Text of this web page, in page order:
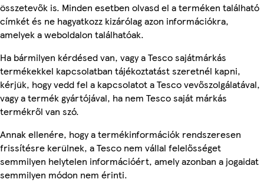
összetevők is. Minden esetben olvasd el a terméken található
címkét és ne hagyatkozz kizárólag azon információkra,
amelyek a weboldalon találhatóak.
Ha bármilyen kérdésed van, vagy a Tesco sajátmárkás
termékekkel kapcsolatban tájékoztatást szeretnél kapni,
kérjük, hogy vedd fel a kapcsolatot a Tesco vevőszolgálatával,
vagy a termék gyártójával, ha nem Tesco saját márkás
termékről van szó.
Annak ellenére, hogy a termékinformációk rendszeresen
frissítésre kerülnek, a Tesco nem vállal felelősséget
semmilyen helytelen információért, amely azonban a jogaidat
semmilyen módon nem érinti.